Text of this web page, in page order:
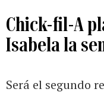
Chick-fil-A
Isabela la
Será el segundo